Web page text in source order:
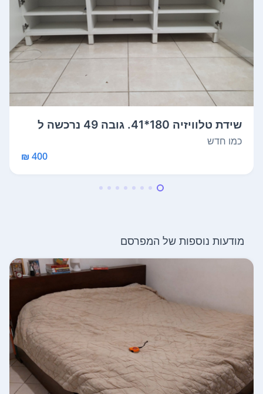
שידת טלוויזיה 180*41. גובה 49 נרכשה ל
פ...
כמו חדש
400 ₪
מודעות נוספות של המפרסם